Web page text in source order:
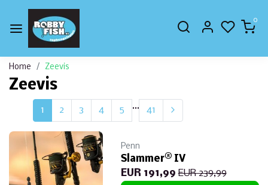
0
Home Zeevis
Zeevis
1 2 3 4 5 ... 41
Penn
Slammer® IV
EUR 191,99 EUR 239,99